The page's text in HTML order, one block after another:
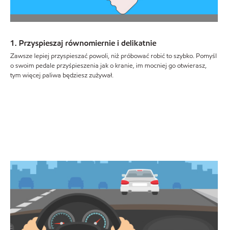
1. Przyspieszaj równomiernie i delikatnie
Zawsze lepiej przyspieszać powoli, niż próbować robić to szybko. Pomyśl
o swoim pedale przyśpieszenia jak o kranie, im mocniej go otwierasz,
tym więcej paliwa będziesz zużywał.